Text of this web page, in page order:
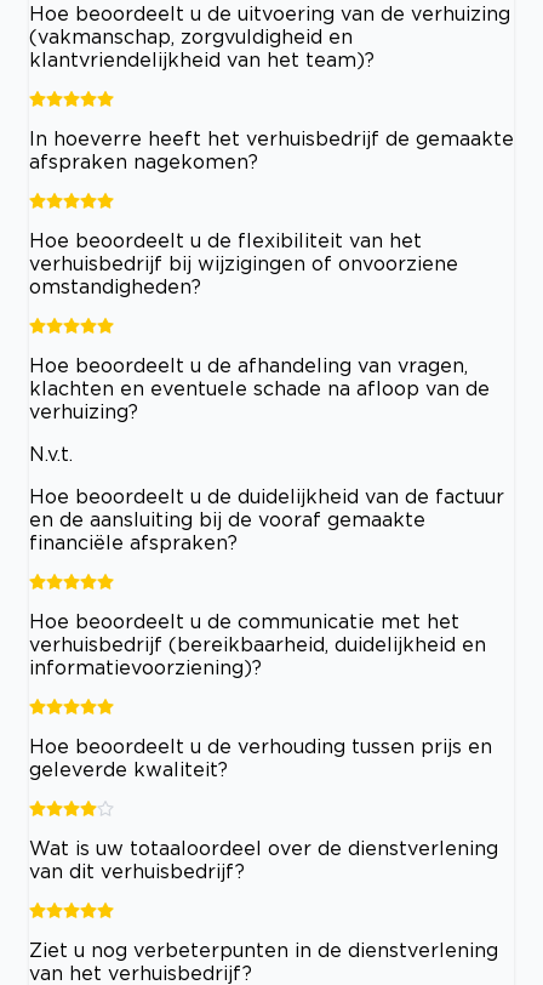
Hoe beoordeelt u de uitvoering van de verhuizing
(vakmanschap, zorgvuldigheid en
klantvriendelijkheid van het team)?
In hoeverre heeft het verhuisbedrijf de gemaakte
afspraken nagekomen?
Hoe beoordeelt u de flexibiliteit van het
verhuisbedrijf bij wijzigingen of onvoorziene
omstandigheden?
Hoe beoordeelt u de afhandeling van vragen,
klachten en eventuele schade na afloop van de
verhuizing?
N.v.t.
Hoe beoordeelt u de duidelijkheid van de factuur
en de aansluiting bij de vooraf gemaakte
financiële afspraken?
Hoe beoordeelt u de communicatie met het
verhuisbedrijf (bereikbaarheid, duidelijkheid en
informatievoorziening)?
Hoe beoordeelt u de verhouding tussen prijs en
geleverde kwaliteit?
Wat is uw totaaloordeel over de dienstverlening
van dit verhuisbedrijf?
Ziet u nog verbeterpunten in de dienstverlening
van het verhuisbedrijf?